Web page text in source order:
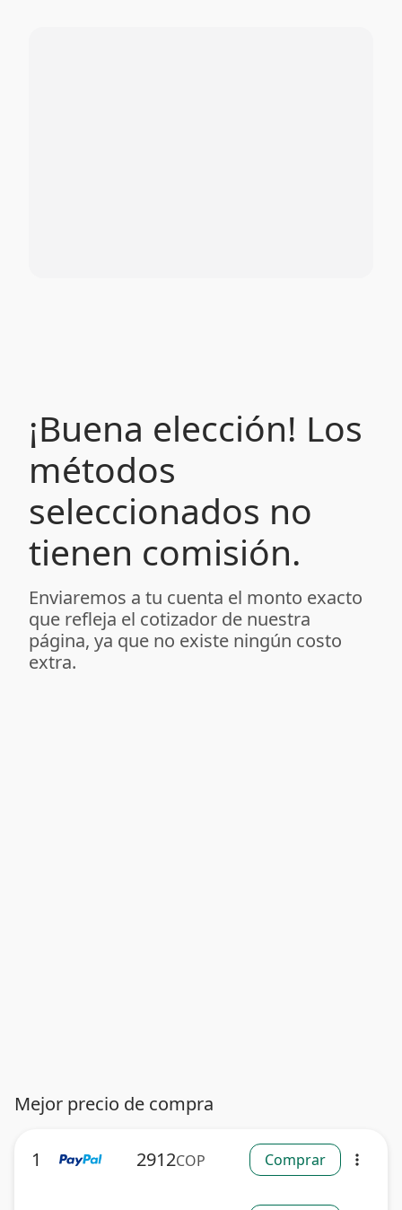
¡Buena elección! Los
métodos
seleccionados no
tienen comisión.
Enviaremos a tu cuenta el monto exacto
que refleja el cotizador de nuestra
página, ya que no existe ningún costo
extra.
Mejor precio de compra
1 2912COP Comprar more_vert